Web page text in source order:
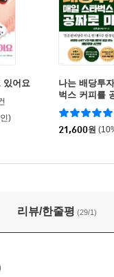
있어요
)
나는 배당투
벅스 커피를
21,600원
리뷰/한줄평 (29/1)